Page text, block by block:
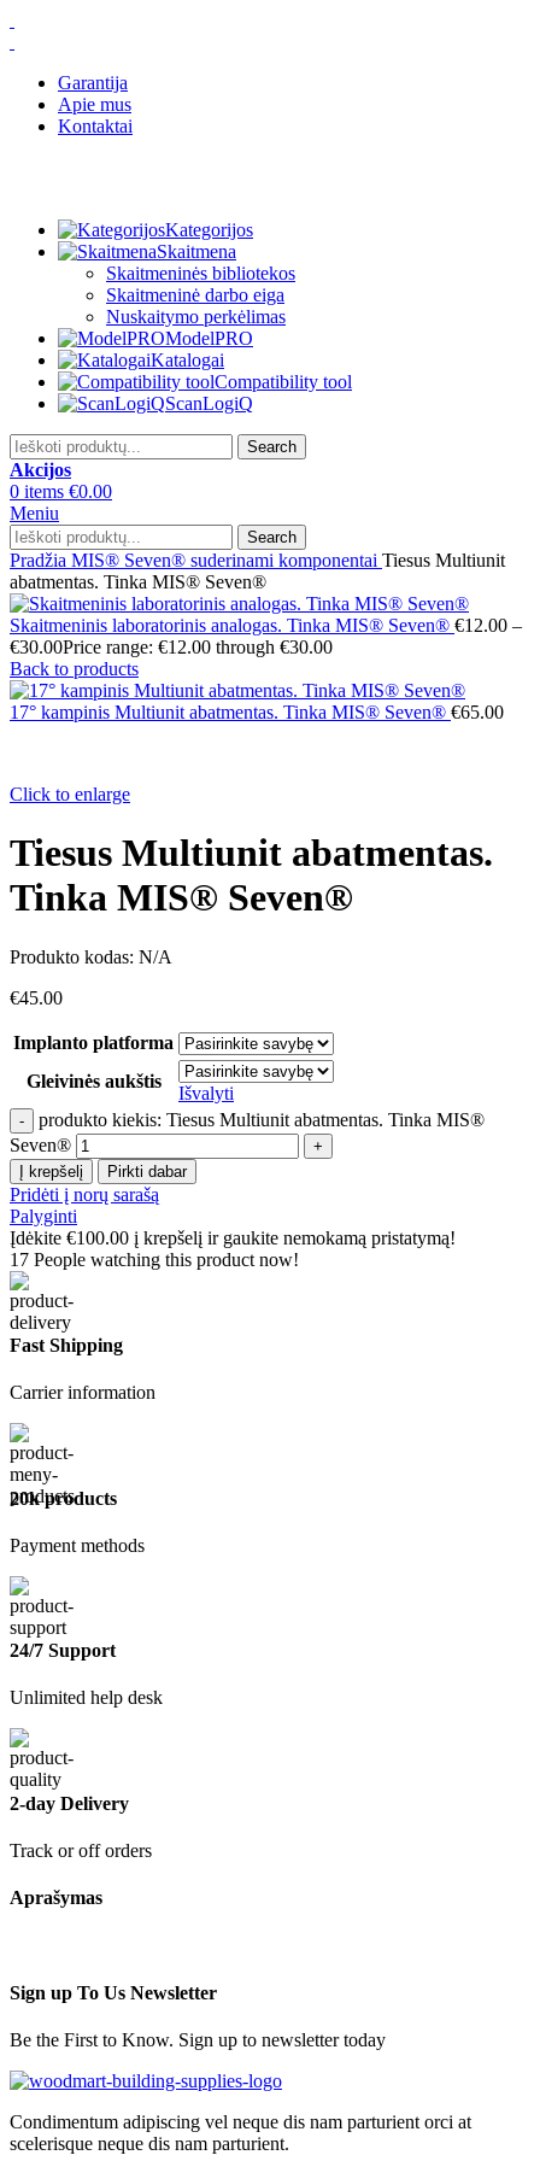
Garantija
Apie mus
Kontaktai
Kategorijos
Skaitmena
Skaitmeninės bibliotekos
Skaitmeninė darbo eiga
Nuskaitymo perkėlimas
ModelPRO
Katalogai
Compatibility tool
ScanLogiQ
Search
Akcijos
0 items €0.00
Meniu
Search
Pradžia MIS® Seven® suderinami komponentai Tiesus Multiunit
abatmentas. Tinka MIS® Seven®
Skaitmeninis laboratorinis analogas. Tinka MIS® Seven® €12.00 –
€30.00Price range: €12.00 through €30.00
Back to products
17° kampinis Multiunit abatmentas. Tinka MIS® Seven® €65.00
Click to enlarge
Tiesus Multiunit abatmentas.
Tinka MIS® Seven®
Produkto kodas: N/A
€45.00
Implanto platforma
Gleivinės aukštis
Išvalyti
produkto kiekis: Tiesus Multiunit abatmentas. Tinka MIS®
Seven®
Į krepšelį Pirkti dabar
Pridėti į norų sarašą
Palyginti
Įdėkite €100.00 į krepšelį ir gaukite nemokamą pristatymą!
17 People watching this product now!
Fast Shipping
Carrier information
20k products
Payment methods
24/7 Support
Unlimited help desk
2-day Delivery
Track or off orders
Aprašymas
Sign up To Us Newsletter
Be the First to Know. Sign up to newsletter today
Condimentum adipiscing vel neque dis nam parturient orci at
scelerisque neque dis nam parturient.